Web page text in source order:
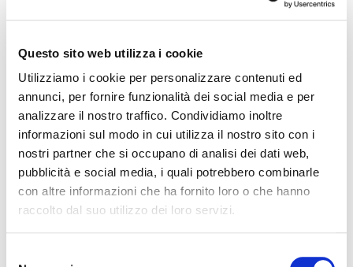
Questo sito web utilizza i cookie
Utilizziamo i cookie per personalizzare contenuti ed
annunci, per fornire funzionalità dei social media e per
analizzare il nostro traffico. Condividiamo inoltre
informazioni sul modo in cui utilizza il nostro sito con i
nostri partner che si occupano di analisi dei dati web,
pubblicità e social media, i quali potrebbero combinarle
con altre informazioni che ha fornito loro o che hanno
raccolto dal suo utilizzo dei loro servizi.
una società che si occupa di ricerca,
consulenza, progettazione e formazione naturalistica ed
ambientale.
Apicoltori ed Agricoltori - Biologici Italiani, che raccolgono i